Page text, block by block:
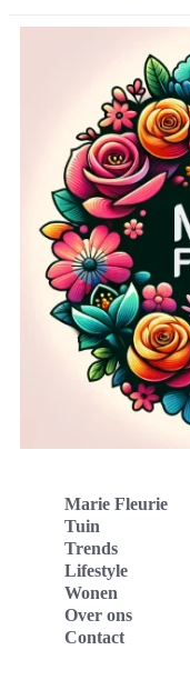
Marie Fleurie
Tuin
Trends
Lifestyle
Wonen
Over ons
Contact